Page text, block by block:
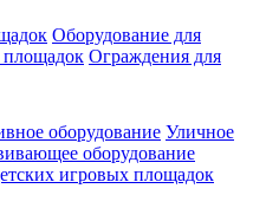
Оборудование для
площадок Ограждения для
оборудование Уличное
оборудование
игровых площадок